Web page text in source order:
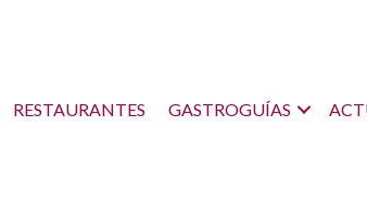
RESTAURANTES GASTROGUÍAS